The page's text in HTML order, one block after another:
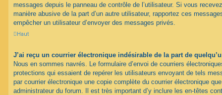
messages depuis le panneau de contrôle de l’utilisateur. Si vous
manière abusive de la part d’un autre utilisateur, rapportez ces
empêcher un utilisateur d’envoyer des messages privés.
Haut
J’ai reçu un courrier électronique indésirable de la part de
Nous en sommes navrés. Le formulaire d’envoi de courriers
protections qui essaient de repérer les utilisateurs envoyant de tels
par courrier électronique une copie complète du courrier électronique
administrateur du forum. Il est très important d’y inclure les en-têtes